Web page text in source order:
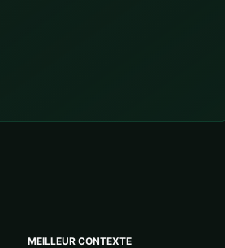
MEILLEUR CONTEXTE